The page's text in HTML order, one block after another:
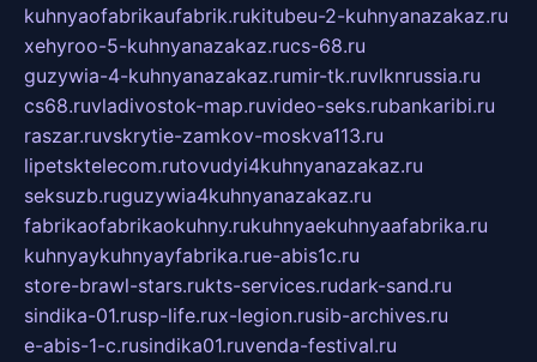
kuhnyaofabrikaufabrik.rukitubeu-2-kuhnyanazakaz.ru
xehyroo-5-kuhnyanazakaz.rucs-68.ru
guzywia-4-kuhnyanazakaz.rumir-tk.ruvlknrussia.ru
cs68.ruvladivostok-map.ruvideo-seks.rubankaribi.ru
raszar.ruvskrytie-zamkov-moskva113.ru
lipetsktelecom.rutovudyi4kuhnyanazakaz.ru
seksuzb.ruguzywia4kuhnyanazakaz.ru
fabrikaofabrikaokuhny.rukuhnyaekuhnyaafabrika.ru
kuhnyaykuhnyayfabrika.rue-abis1c.ru
store-brawl-stars.rukts-services.rudark-sand.ru
sindika-01.rusp-life.rux-legion.rusib-archives.ru
e-abis-1-c.rusindika01.ruvenda-festival.ru